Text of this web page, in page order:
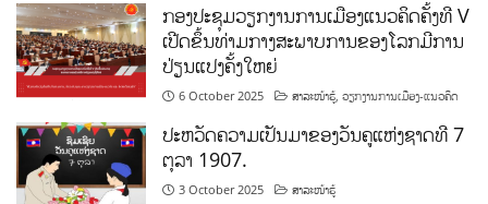
ກອງປະຊຸມວຽກງານການເມືອງແນວຄິດຄັ້ງທີ V
ເປີດຂຶ້ນທ່າມກາງສະພາບການຂອງໂລກມີການ
ປ່ຽນແປງຄັ້ງໃຫຍ່
6 October 2025 ສາລະໜ້າຮູ້ ,ວຽກງານການເມືອງ-ແນວຄິດ
ປະຫວັດຄວາມເປັນມາຂອງວັນຄູແຫ່ງຊາດທີ 7
ຕຸລາ 1907.
3 October 2025 ສາລະໜ້າຮູ້